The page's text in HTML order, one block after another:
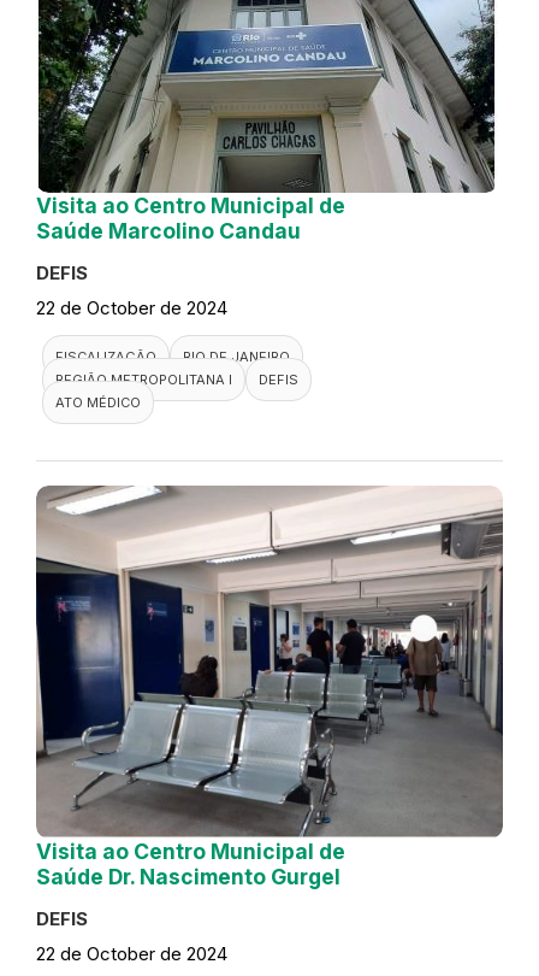
Visita ao Centro Municipal de
Saúde Marcolino Candau
DEFIS
22 de October de 2024
FISCALIZAÇÃO
RIO DE JANEIRO
REGIÃO METROPOLITANA I
DEFIS
ATO MÉDICO
Visita ao Centro Municipal de
Saúde Dr. Nascimento Gurgel
DEFIS
22 de October de 2024